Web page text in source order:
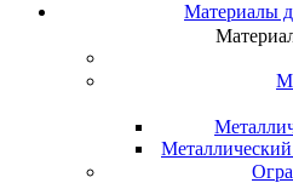
Материалы